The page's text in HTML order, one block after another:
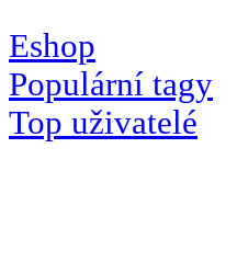
Eshop
Populární tagy
Top uživatelé